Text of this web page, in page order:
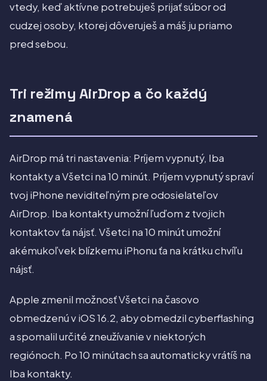
vtedy, keď aktívne potrebuješ prijať súbor od
cudzej osoby, ktorej dôveruješ a máš ju priamo
pred sebou.
Tri režimy AirDrop a čo každý
znamená
AirDrop má tri nastavenia: Príjem vypnutý, Iba
kontakty a Všetci na 10 minút. Príjem vypnutý spraví
tvoj iPhone neviditeľným pre odosielateľov
AirDrop. Iba kontakty umožní ľuďom z tvojich
kontaktov ťa nájsť. Všetci na 10 minút umožní
akémukoľvek blízkemu iPhonu ťa na krátku chvíľu
nájsť.
Apple zmenil možnosť Všetci na časovo
obmedzenú v iOS 16.2, aby obmedzil cyberflashing
a spomalil určité zneužívanie v niektorých
regiónoch. Po 10 minútach sa automaticky vrátíš na
Iba kontakty.